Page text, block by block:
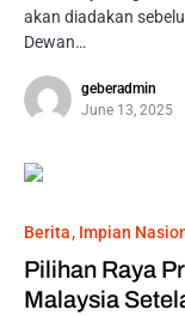
akan diadakan
Dewan…
geberadmin
June 13, 2025
Berita Impian
Pilihan Raya
Malaysia